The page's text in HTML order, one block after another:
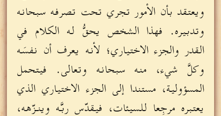
ويعتقد بأن الأمور تجري تحت تصرفه سبحانه
وتدبيره. فهذا الشخص يحقُّ له الكلام في
القدر والجزء الاختياري؛ لأنه يعرف أن نفسَه
وكلَّ شيء، منه سبحانه وتعالى. فيتحمل
المسؤولية، مستندا إلى الجزء الاختياري الذي
يعتبره مرجِعا للسيئات، فيقدّس ربَّه وينـزّهه،